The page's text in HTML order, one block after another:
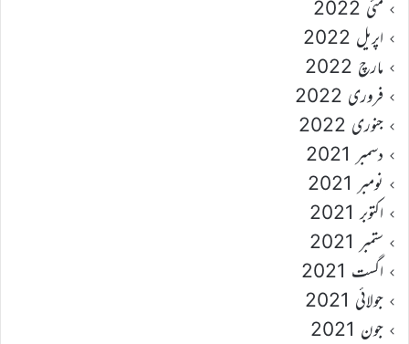
مئی 2022
اپریل 2022
مارچ 2022
فروری 2022
جنوری 2022
دسمبر 2021
نومبر 2021
اکتوبر 2021
ستمبر 2021
اگست 2021
جولائی 2021
جون 2021